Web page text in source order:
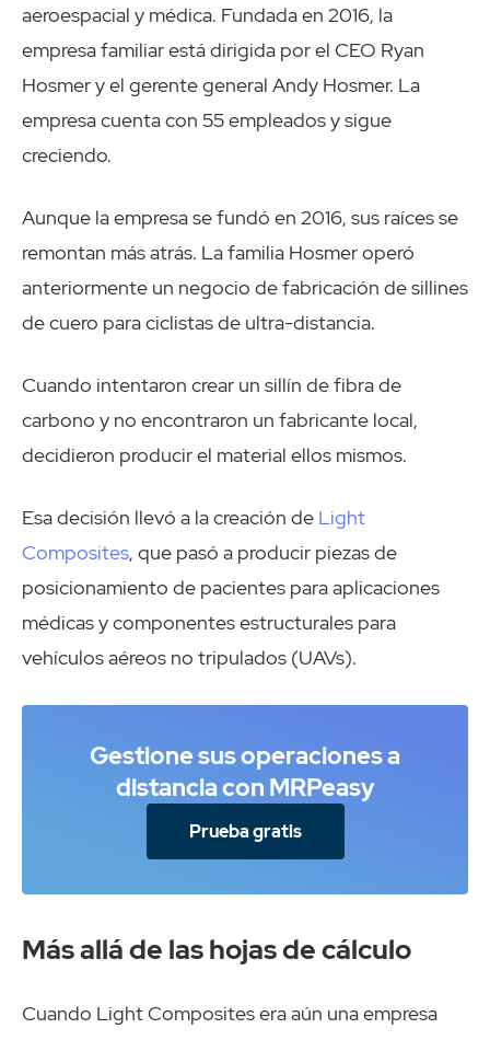
aeroespacial y médica. Fundada en 2016, la
empresa familiar está dirigida por el CEO Ryan
Hosmer y el gerente general Andy Hosmer. La
empresa cuenta con 55 empleados y sigue
creciendo.
Aunque la empresa se fundó en 2016, sus raíces se
remontan más atrás. La familia Hosmer operó
anteriormente un negocio de fabricación de sillines
de cuero para ciclistas de ultra-distancia.
Cuando intentaron crear un sillín de fibra de
carbono y no encontraron un fabricante local,
decidieron producir el material ellos mismos.
Esa decisión llevó a la creación de Light
Composites, que pasó a producir piezas de
posicionamiento de pacientes para aplicaciones
médicas y componentes estructurales para
vehículos aéreos no tripulados (UAVs).
Gestione sus operaciones a
distancia con MRPeasy
Prueba gratis
Más allá de las hojas de cálculo
Cuando Light Composites era aún una empresa